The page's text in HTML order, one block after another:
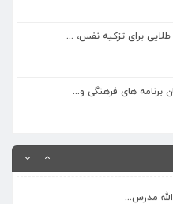
برای تزکیه نفس، ...
برنامه های فرهنگی و...
نفس، ...
فرهنگی و...
مدرس...